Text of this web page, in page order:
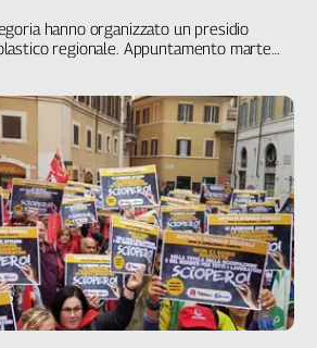
hanno organizzato un presidio
regionale. Appuntamento martedì